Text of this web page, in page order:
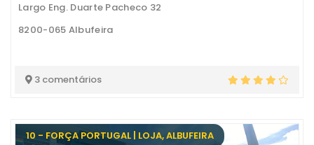
Largo Eng. Duarte Pacheco 32
8200-065 Albufeira
3 comentários
10 - FORÇA PORTUGAL | LOJA, ALBUFEIRA